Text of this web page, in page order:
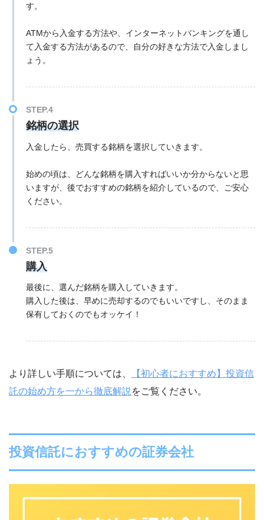
す。
ATMから入金する方法や、インターネットバンキングを通し
て入金する方法があるので、自分の好きな方法で入金しまし
ょう。
銘柄の選択
入金したら、売買する銘柄を選択していきます。
始めの頃は、どんな銘柄を購入すればいいか分からないと思
いますが、後でおすすめの銘柄を紹介しているので、ご安心
ください。
購入
最後に、選んだ銘柄を購入していきます。
購入した後は、早めに売却するのでもいいですし、そのまま
保有しておくのでもオッケイ！
より詳しい手順については、
【初心者におすすめ】投資信
託の始め方を一から徹底解説 をご覧ください。
投資信託におすすめの証券会社